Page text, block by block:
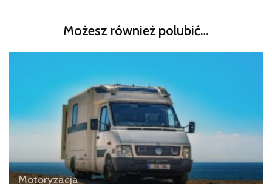
Możesz również polubić…
Motoryzacja